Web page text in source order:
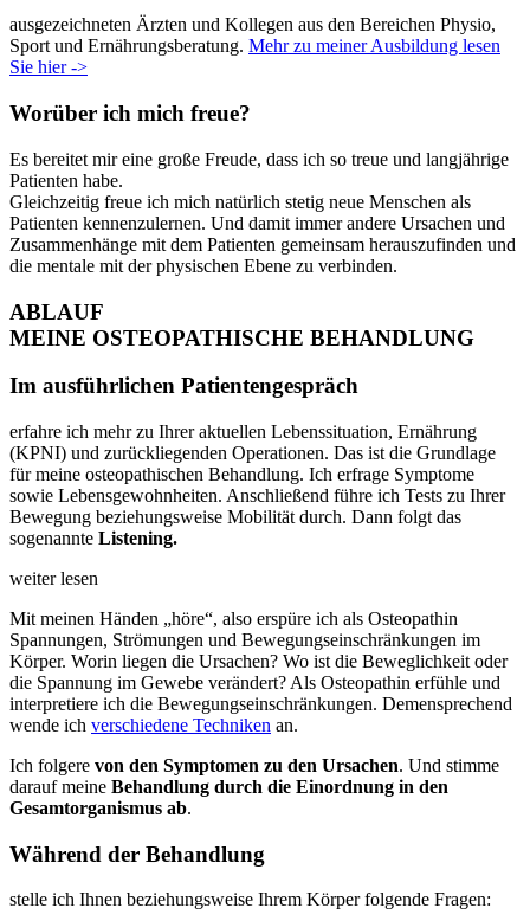
ausgezeichneten Ärzten und Kollegen aus den Bereichen Physio,
Sport und Ernährungsberatung. Mehr zu meiner Ausbildung lesen
Sie hier ->
Worüber ich mich freue?
Es bereitet mir eine große Freude, dass ich so treue und langjährige
Patienten habe.
Gleichzeitig freue ich mich natürlich stetig neue Menschen als
Patienten kennenzulernen. Und damit immer andere Ursachen und
Zusammenhänge mit dem Patienten gemeinsam herauszufinden und
die mentale mit der physischen Ebene zu verbinden.
ABLAUF
MEINE OSTEOPATHISCHE BEHANDLUNG
Im ausführlichen Patientengespräch
erfahre ich mehr zu Ihrer aktuellen Lebenssituation, Ernährung
(KPNI) und zurückliegenden Operationen. Das ist die Grundlage
für meine osteopathischen Behandlung. Ich erfrage Symptome
sowie Lebensgewohnheiten. Anschließend führe ich Tests zu Ihrer
Bewegung beziehungsweise Mobilität durch. Dann folgt das
sogenannte Listening.
weiter lesen
Mit meinen Händen „höre“, also erspüre ich als Osteopathin
Spannungen, Strömungen und Bewegungseinschränkungen im
Körper. Worin liegen die Ursachen? Wo ist die Beweglichkeit oder
die Spannung im Gewebe verändert? Als Osteopathin erfühle und
interpretiere ich die Bewegungseinschränkungen. Demensprechend
wende ich verschiedene Techniken an.
Ich folgere von den Symptomen zu den Ursachen. Und stimme
darauf meine Behandlung durch die Einordnung in den
Gesamtorganismus ab.
Während der Behandlung
stelle ich Ihnen beziehungsweise Ihrem Körper folgende Fragen: